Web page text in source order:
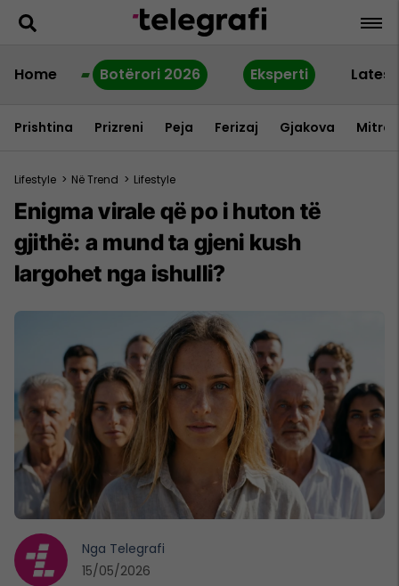
Home Botërori 2026 Eksperti Latest
Prishtina Prizreni Peja Ferizaj Gjakova
Lifestyle > Në Trend > Lifestyle
Enigma virale që po i huton të
gjithë: a mund ta gjeni kush
largohet nga ishulli?
Nga Telegrafi
15/05/2026